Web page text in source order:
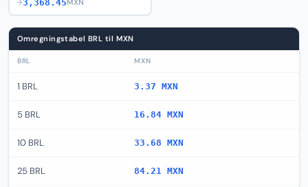
→3,368.45MXN
Omregningstabel BRL til MXN
BRL MXN
1 BRL 3.37 MXN
5 BRL 16.84 MXN
10 BRL 33.68 MXN
25 BRL 84.21 MXN